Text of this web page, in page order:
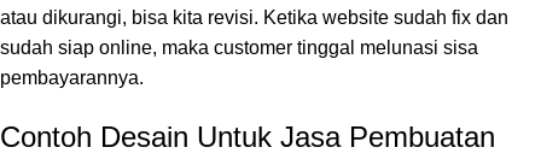
atau dikurangi, bisa kita revisi. Ketika website sudah fix dan
sudah siap online, maka customer tinggal melunasi sisa
pembayarannya.
Contoh Desain Untuk Jasa Pembuatan